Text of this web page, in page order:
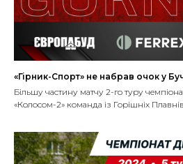
«Гірник-Спорт» не набрав очок у
Більшу частину матчу 2-го туру
«Колосом-2» команда із Горішніх